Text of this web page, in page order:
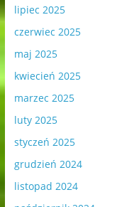
lipiec 2025
czerwiec 2025
maj 2025
kwiecień 2025
marzec 2025
luty 2025
styczeń 2025
grudzień 2024
listopad 2024